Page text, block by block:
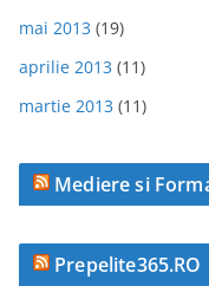
mai 2013 (19)
aprilie 2013 (11)
martie 2013 (11)
Mediere si
Prepelite365.RO